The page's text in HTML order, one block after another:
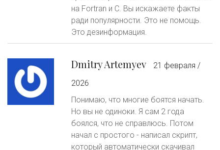
на Fortran и C. Вы искажаете факты
ради популярности. Это не помощь.
Это дезинформация.
Dmitry Artemyev
21 февраля /
2026
Понимаю, что многие боятся начать.
Но вы не одиноки. Я сам 2 года
боялся, что не справлюсь. Потом
начал с простого - написал скрипт,
который автоматически скачивал